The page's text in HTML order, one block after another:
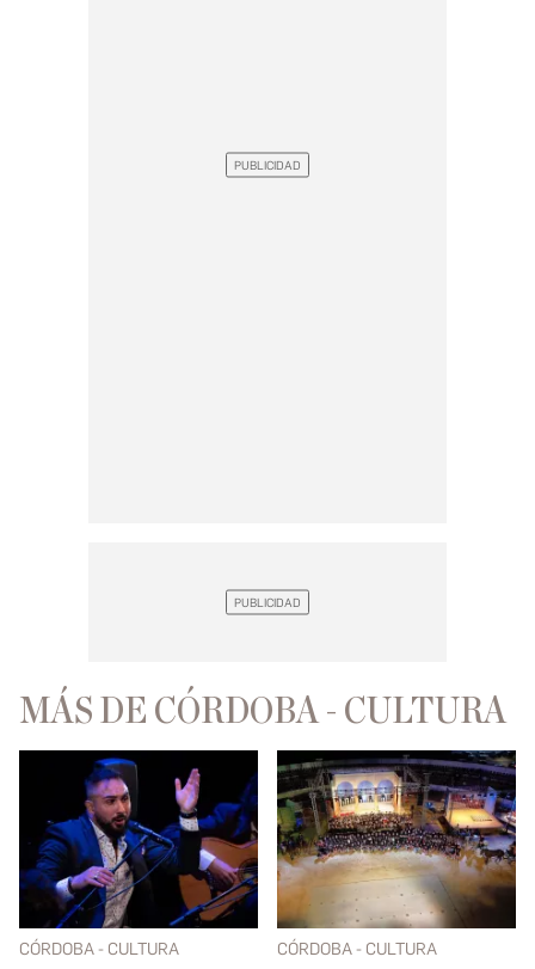
MÁS DE CÓRDOBA - CULTURA
CÓRDOBA - CULTURA CÓRDOBA - CULTURA